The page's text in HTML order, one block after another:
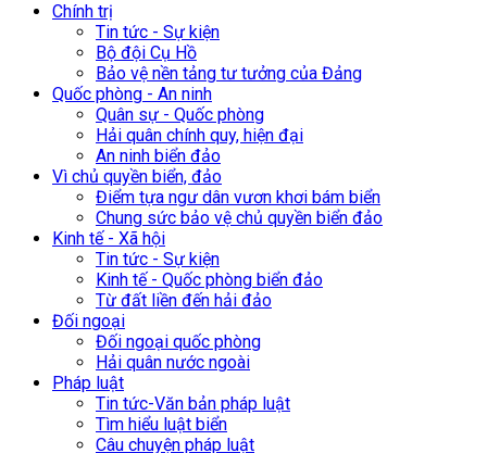
Chính trị
Tin tức - Sự kiện
Bộ đội Cụ Hồ
Bảo vệ nền tảng tư tưởng của Đảng
Quốc phòng - An ninh
Quân sự - Quốc phòng
Hải quân chính quy, hiện đại
An ninh biển đảo
Vì chủ quyền biển, đảo
Điểm tựa ngư dân vươn khơi bám biển
Chung sức bảo vệ chủ quyền biển đảo
Kinh tế - Xã hội
Tin tức - Sự kiện
Kinh tế - Quốc phòng biển đảo
Từ đất liền đến hải đảo
Đối ngoại
Đối ngoại quốc phòng
Hải quân nước ngoài
Pháp luật
Tin tức-Văn bản pháp luật
Tìm hiểu luật biển
Câu chuyện pháp luật